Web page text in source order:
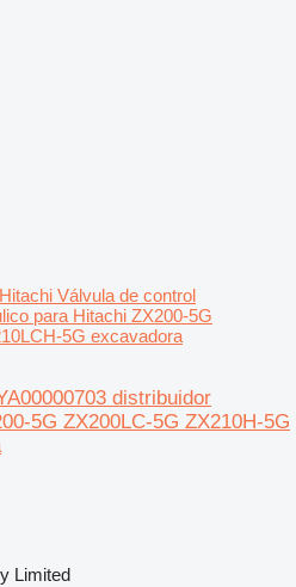
Hitachi Válvula de control
para Hitachi ZX200-5G
5G excavadora
distribuidor
5G ZX200LC-5G ZX210H-5G
Limited